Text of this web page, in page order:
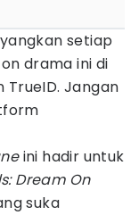
setiap
drama ini di
TrueID. Jangan
ini hadir untuk
Dream On
suka